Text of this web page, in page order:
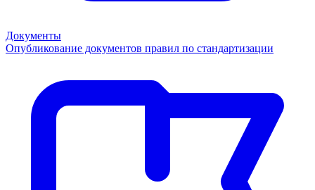
Документы
Опубликование документов правил по стандартизации